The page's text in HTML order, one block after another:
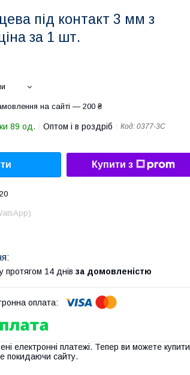
під контакт 3 мм з
за 1 шт.
на сайті — 200 ₴
89 од. Оптом і в роздріб Код: 0377-3С
Купити з
протягом 14 днів за домовленістю
електронні платежі. Тепер ви можете купити
покидаючи сайту.